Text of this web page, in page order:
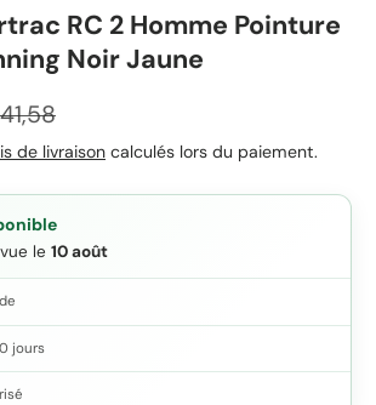
RC 2 Homme Pointure
Noir Jaune
habituel
de livraison calculés lors du paiement.
le 10 août
jours